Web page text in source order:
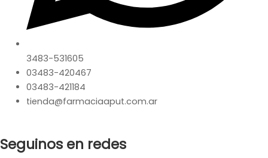
3483-531605
03483-420467
03483-421184
tienda@farmaciaaput.com.ar
Seguinos en redes